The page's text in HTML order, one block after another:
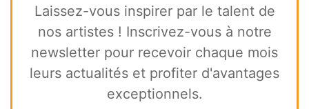
Laissez-vous inspirer par le talent de
nos artistes ! Inscrivez-vous à notre
newsletter pour recevoir chaque mois
leurs actualités et profiter d'avantages
exceptionnels.